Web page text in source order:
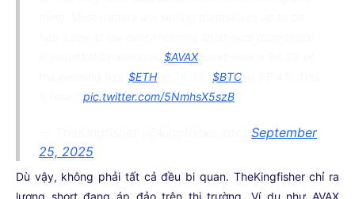
$AVAXshort-side is 96.2% of
$ETH $BTC
pic.twitter.com/5NmhsX5szB
September
25, 2025
Dù vậy, không phải tất cả đều bi quan. TheKingfisher chỉ ra
lượng short đang áp đảo trên thị trường. Ví dụ như AVAX